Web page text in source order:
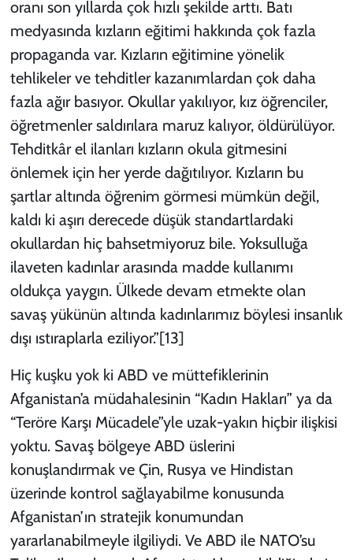
oranı son yıllarda çok hızlı şekilde arttı. Batı
medyasında kızların eğitimi hakkında çok fazla
propaganda var. Kızların eğitimine yönelik
tehlikeler ve tehditler kazanımlardan çok daha
fazla ağır basıyor. Okullar yakılıyor, kız öğrenciler,
öğretmenler saldırılara maruz kalıyor, öldürülüyor.
Tehditkâr el ilanları kızların okula gitmesini
önlemek için her yerde dağıtılıyor. Kızların bu
şartlar altında öğrenim görmesi mümkün değil,
kaldı ki aşırı derecede düşük standartlardaki
okullardan hiç bahsetmiyoruz bile. Yoksulluğa
ilaveten kadınlar arasında madde kullanımı
oldukça yaygın. Ülkede devam etmekte olan
savaş yükünün altında kadınlarımız böylesi insanlık
dışı ıstıraplarla eziliyor.”[13]
Hiç kuşku yok ki ABD ve müttefiklerinin
Afganistan’a müdahalesinin “Kadın Hakları” ya da
“Teröre Karşı Mücadele”yle uzak-yakın hiçbir ilişkisi
yoktu. Savaş bölgeye ABD üslerini
konuşlandırmak ve Çin, Rusya ve Hindistan
üzerinde kontrol sağlayabilme konusunda
Afganistan’ın stratejik konumundan
yararlanabilmeyle ilgiliydi. Ve ABD ile NATO’su